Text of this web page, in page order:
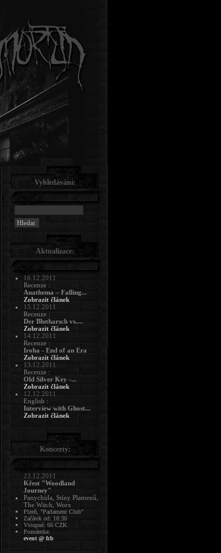
Vyhledávání:
Aktualizace:
16.12.2011
Recenze :
Anathema – Falling...
Zobrazit článek
15.12.2011
Recenze :
Der Blutharsch vs....
Zobrazit článek
14.12.2011
Recenze :
Iroha - End of an Era
Zobrazit článek
13.12.2011
Recenze :
Old Silver Key -...
Zobrazit článek
12.12.2011
English :
Interview with Ghost...
Zobrazit článek
Koncerty:
23.12.2011
Křest "Woodland
Journey"
Panychida, Stíny Plamenů,
The Witch, Worx
Plzeň, "Parlament Club"
Začátek od: 18:30
Vstupné: 66 CZK
Poznámka:
event @ fcb